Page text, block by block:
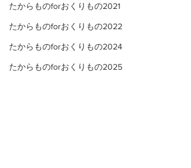
たからものforおくりもの2021
たからものforおくりもの2022
たからものforおくりもの2024
たからものforおくりもの2025